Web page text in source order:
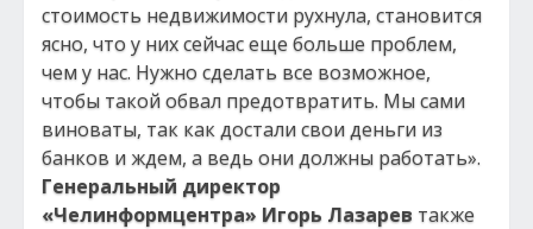
стоимость недвижимости рухнула, становится
ясно, что у них сейчас еще больше проблем,
чем у нас. Нужно сделать все возможное,
чтобы такой обвал предотвратить. Мы сами
виноваты, так как достали свои деньги из
банков и ждем, а ведь они должны работать».
Генеральный директор
«Челинформцентра» Игорь Лазарев также